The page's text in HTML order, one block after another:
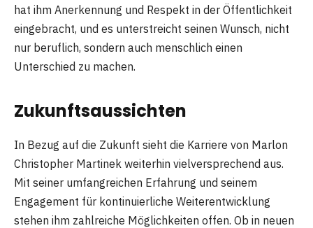
hat ihm Anerkennung und Respekt in der Öffentlichkeit
eingebracht, und es unterstreicht seinen Wunsch, nicht
nur beruflich, sondern auch menschlich einen
Unterschied zu machen.
Zukunftsaussichten
In Bezug auf die Zukunft sieht die Karriere von Marlon
Christopher Martinek weiterhin vielversprechend aus.
Mit seiner umfangreichen Erfahrung und seinem
Engagement für kontinuierliche Weiterentwicklung
stehen ihm zahlreiche Möglichkeiten offen. Ob in neuen